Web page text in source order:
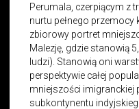
Perumala, czerpiącym z
nurtu pełnego
zbiorowy portret
Malezję, gdzie stanowią
ludzi). Stanowią oni
perspektywie całej
mniejszości imigranckiej
subkontynentu